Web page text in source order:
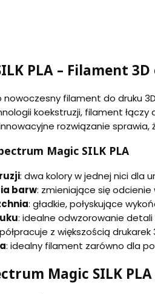
PLA – Filament
nowoczesny filament do druku
koekstruzji, filament
rozwiązanie sprawia,
Magic SILK PLA
: dwa kolory w jednej nici dla
barw: zmieniające się
: gładkie, połyskujące
: idealne odwzorowanie detali
z większością drukarek
: idealny filament zarówno dla
Magic SILK PLA